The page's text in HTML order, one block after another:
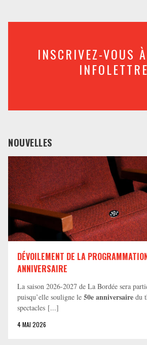
INSCRIVEZ-VOUS
INFOLETTRE
NOUVELLES
DÉVOILEMENT DE LA
ANNIVERSAIRE
La saison 2026-2027 de La Bordée sera
puisqu’elle souligne le 50e anniversaire du
spectacles [...]
4 MAI 2026